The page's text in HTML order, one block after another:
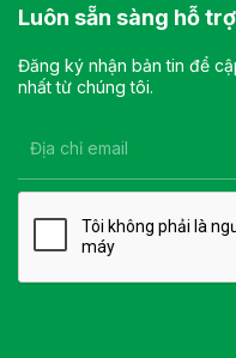
Luôn sẵn sàng hỗ
Đăng ký nhận bản tin để
nhất từ chúng tôi.